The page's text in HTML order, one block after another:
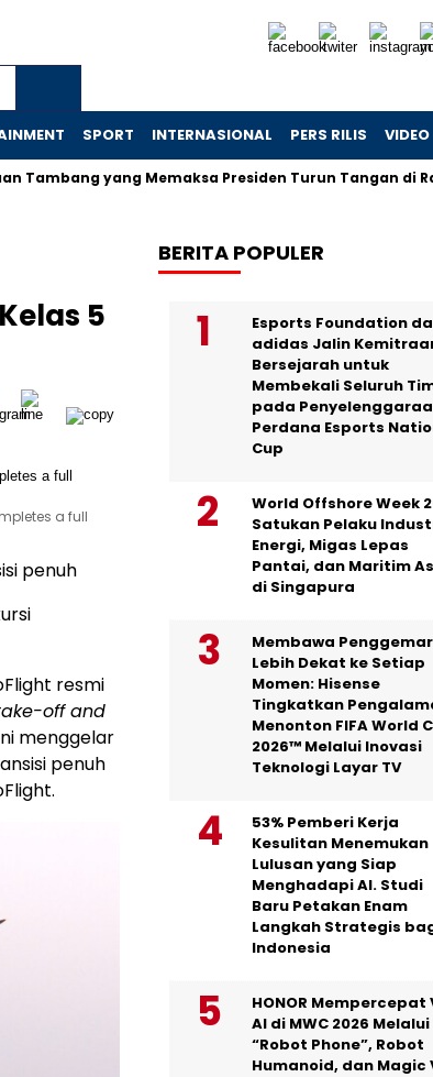
SPORT INTERNASIONAL PERS RILIS VIDEO
yang Memaksa Presiden Turun Tangan di Raja
5
a full
penuh
resmi
off and
menggelar
penuh
BERITA POPULER
Esports Foundation
adidas Jalin
Bersejarah untuk
Membekali Seluruh
pada
Perdana Esports
Cup
World Offshore Week
Satukan Pelaku
Energi, Migas Lepas
Pantai, dan Maritim
di Singapura
Membawa Penggemar
Lebih Dekat ke Setiap
Momen: Hisense
Tingkatkan
Menonton FIFA World
2026™ Melalui Inovasi
Teknologi Layar TV
53% Pemberi Kerja
Kesulitan Menemukan
Lulusan yang Siap
Menghadapi AI. Studi
Baru Petakan Enam
Langkah Strategis
Indonesia
HONOR Mempercepat
AI di MWC 2026 Melalui
“Robot Phone”, Robot
Humanoid, dan Magic